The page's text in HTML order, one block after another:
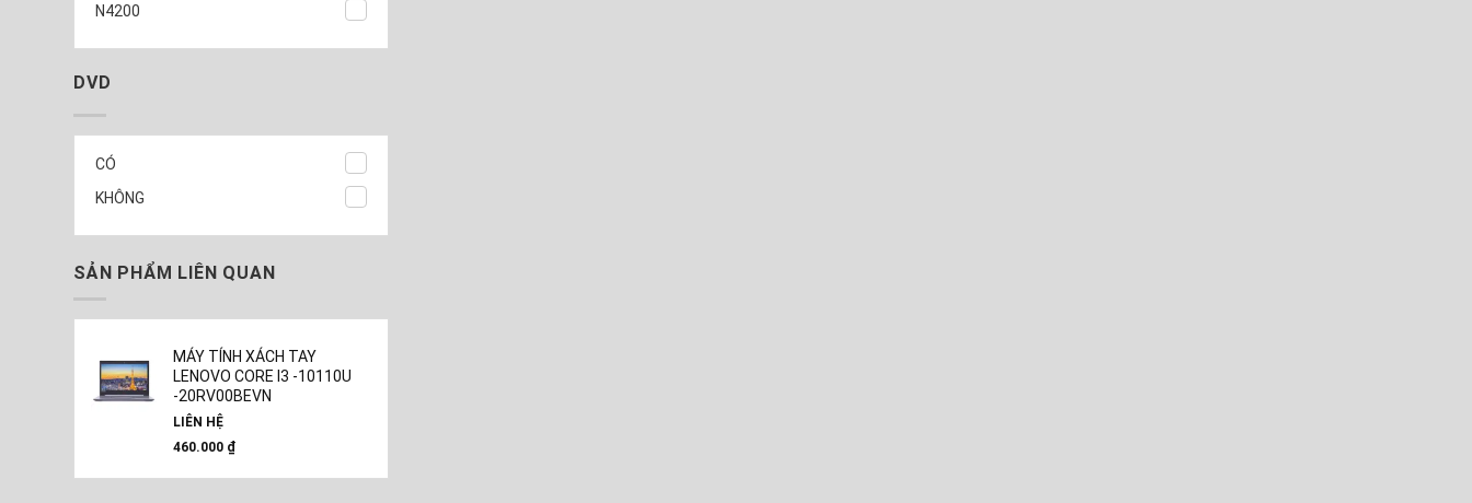
N4200
DVD
CÓ
KHÔNG
SẢN PHẨM LIÊN QUAN
MÁY TÍNH XÁCH TAY
LENOVO CORE I3 -10110U
-20RV00BEVN
LIÊN HỆ
460.000 ₫